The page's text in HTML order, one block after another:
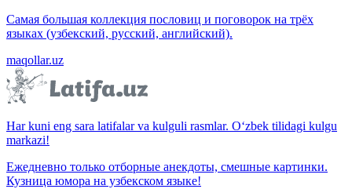
Самая большая коллекция пословиц и поговорок на трёх
языках (узбекский, русский, английский).
maqollar.uz
Har kuni eng sara latifalar va kulguli rasmlar. O‘zbek tilidagi kulgu
markazi!
Ежедневно только отборные анекдоты, смешные картинки.
Кузница юмора на узбекском языке!